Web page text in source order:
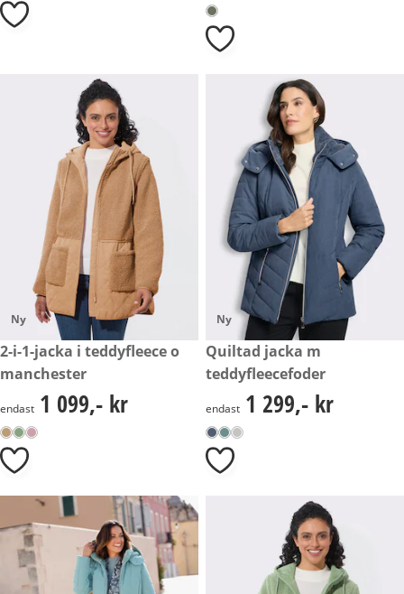
Ny
1 099,- kr
2-i-1-jacka i teddyfleece o
manchester
1 099,- kr
endast 1 099,- kr
Ny
1 299,- kr
Quiltad jacka m
teddyfleecefoder
1 299,- kr
endast 1 299,- kr